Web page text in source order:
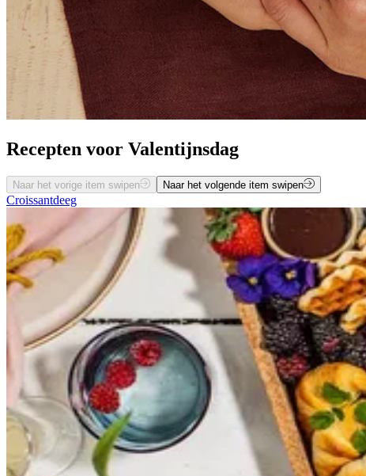
Recepten voor Valentijnsdag
Naar het vorige item swipen Naar het volgende item swipen
Croissantdeeg